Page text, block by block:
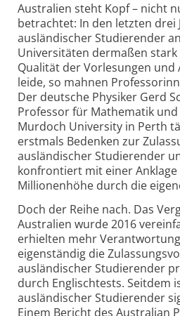
Australien steht Kopf – nicht
betrachtet: In den letzten drei
ausländischer Studierender
Universitäten dermaßen stark
Qualität der Vorlesungen
leide, so mahnen
Der deutsche Physiker Gerd
Professor für Mathematik
Murdoch University in Perth
erstmals Bedenken zur
ausländischer Studierender
konfrontiert mit einer Anklage
Millionenhöhe durch die
Doch der Reihe nach. Das
Australien wurde 2016
erhielten mehr
eigenständig die
ausländischer Studierender
durch Englischtests. Seitdem
ausländischer Studierender
Einem Bericht des Australian